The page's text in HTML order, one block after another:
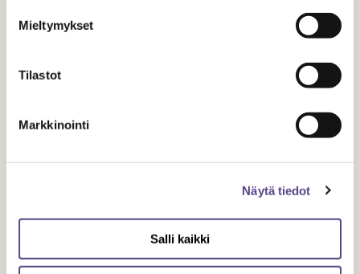
Mieltymykset
Tilastot
Markkinointi
Näytä tiedot
Salli kaikki
TUNNE OIKEUTESI